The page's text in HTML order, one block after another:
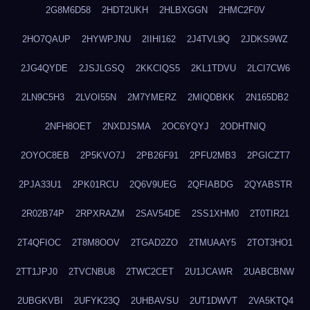
2G8M6D58 2HDT2UKH 2HLBXGGN 2HMC2F0V
2HO7QAUP 2HYWPJNU 2IIHI162 2J4TVL9Q 2JDKS9WZ
2JG4QYDE 2JSJLGSQ 2KKCIQS5 2KL1TDVU 2LCI7CW6
2LN9C5H3 2LVOI55N 2M7YMERZ 2MIQDBKK 2N165DB2
2NFH8OET 2NXDJSMA 2OC6YQYJ 2ODHTNIQ
2OYOC8EB 2P5KVO7J 2PB26F91 2PFU2MB3 2PGICZT7
2PJA33U1 2PK01RCU 2Q6V9UEG 2QFIABDG 2QYABSTR
2R02B74P 2RPXRAZM 2SAV54DE 2SS1XHM0 2T0TIR21
2T4QFIOC 2T8M8OOV 2TGAD2ZO 2TMUAAY5 2TOT3HO1
2TT1JPJ0 2TVCNBU8 2TWC2CET 2U1JCAWR 2UABCBNW
2UBGKVBI 2UFYK23Q 2UHBAVSU 2UT1DWVT 2VA5KTQ4